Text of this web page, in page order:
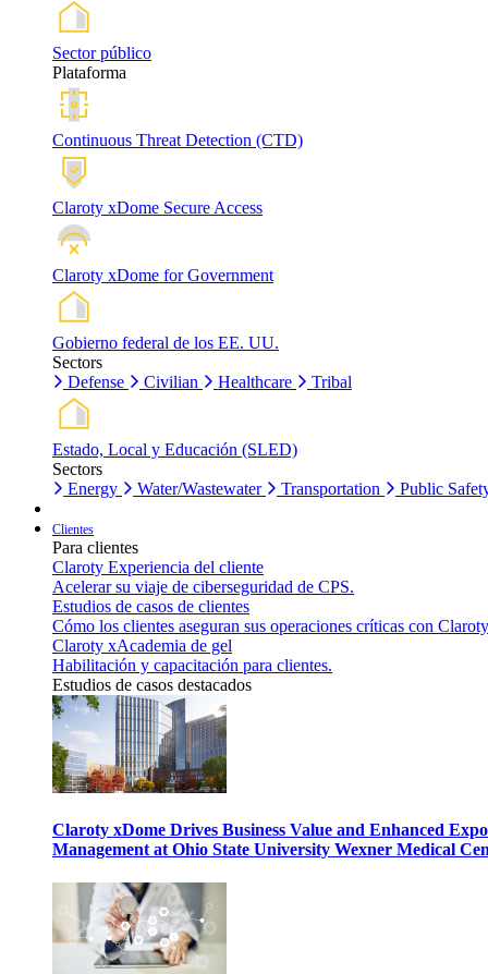
Sector público
Plataforma
Continuous Threat Detection (CTD)
Claroty xDome Secure Access
Claroty xDome for Government
Gobierno federal de los EE. UU.
Sectors
Defense
Civilian Healthcare Tribal
Estado, Local y Educación (SLED)
Sectors
Energy
Water/Wastewater Transportation Public
Clientes
Para clientes
Claroty Experiencia del cliente
Acelerar su viaje de ciberseguridad de CPS.
Estudios de casos de clientes
Cómo los clientes aseguran sus operaciones críticas con
Claroty xAcademia de gel
Habilitación y capacitación para clientes.
Estudios de casos destacados
Claroty xDome Drives Business Value and Enhanced
Management at Ohio State University Wexner Medical